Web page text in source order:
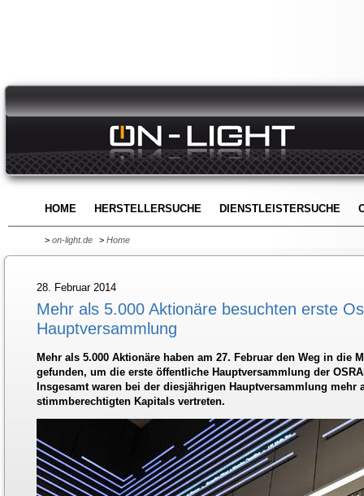
HOME HERSTELLERSUCHE DIENSTLEISTERSUCHE
> on-light.de > Home
28. Februar 2014
Mehr als 5.000 Aktionäre besuchten erste
Hauptversammlung
Mehr als 5.000 Aktionäre haben am 27. Februar den Weg in die
gefunden, um die erste öffentliche Hauptversammlung der
Insgesamt waren bei der diesjährigen Hauptversammlung mehr
stimmberechtigten Kapitals vertreten.